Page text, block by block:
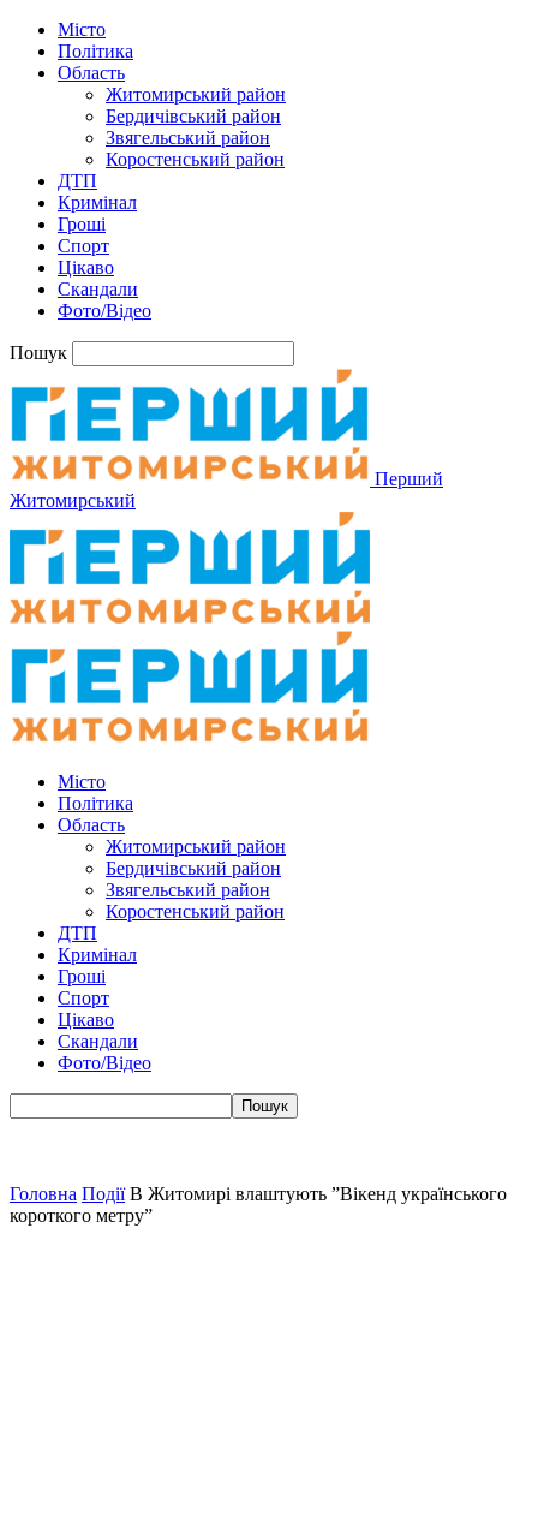
Місто
Політика
Область
Житомирський район
Бердичівський район
Звягельський район
Коростенський район
ДТП
Кримінал
Гроші
Спорт
Цікаво
Скандали
Фото/Відео
Пошук
Перший
Житомирський
Місто
Політика
Область
Житомирський район
Бердичівський район
Звягельський район
Коростенський район
ДТП
Кримінал
Гроші
Спорт
Цікаво
Скандали
Фото/Відео
Головна Події В Житомирі влаштують ”Вікенд українського
короткого метру”